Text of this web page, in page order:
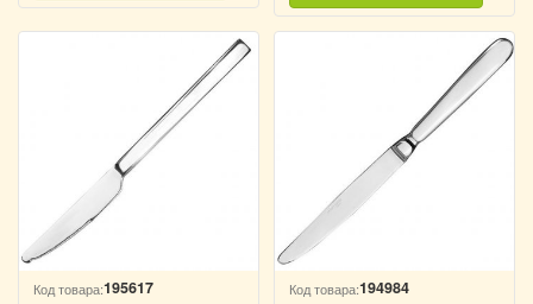
Код товара:195617 Код товара:194984